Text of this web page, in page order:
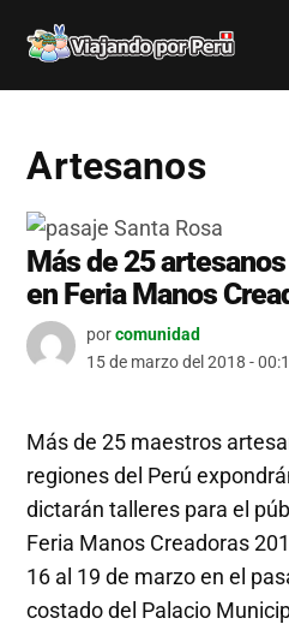
Artesanos
Más de 25
en Feria Manos
porcomunidad
15 de marzo del 2018 -
Más de 25 maestros
regiones del Perú
dictarán talleres para el
Feria Manos Creadoras
16 al 19 de marzo en el
costado del Palacio